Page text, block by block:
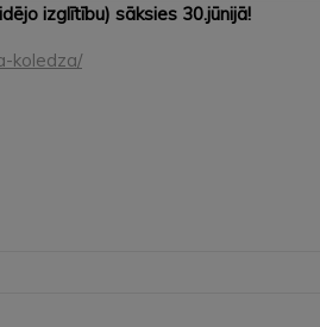
izglītību) sāksies 30.jūnijā!
koledza/